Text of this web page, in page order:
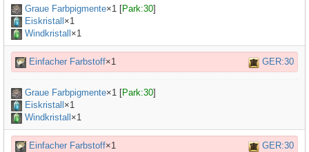
Graue Farbpigmente×1 [Park:30]
Eiskristall ×1
Windkristall ×1
Einfacher Farbstoff×1 GER:30
Graue Farbpigmente×1 [Park:30]
Eiskristall ×1
Windkristall ×1
Einfacher Farbstoff×1 GER:30